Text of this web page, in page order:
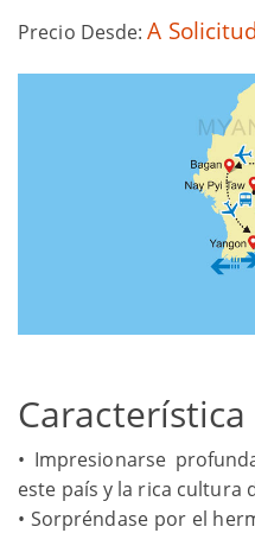
Precio Desde:A Solicitud
Característica
• Impresionarse
este país y la rica cultura
• Sorpréndase por el